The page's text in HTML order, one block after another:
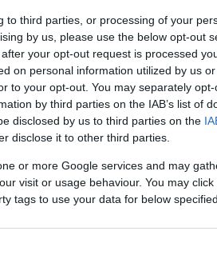
to third parties, or processing of your
by us, please use the below opt-out
your opt-out request is processed
on personal information utilized by us
to your opt-out. You may separately
by third parties on the IAB’s list of
disclosed by us to third parties on the
disclose it to other third parties.
or more Google services and may
visit or usage behaviour. You may
tags to use your data for below
a Mortal
gameplay
az új
tragédia miatt a
kikapja a boltból az